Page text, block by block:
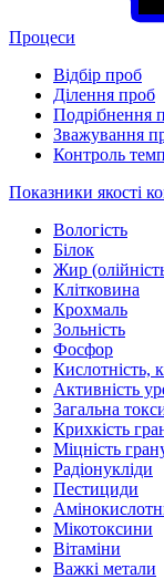
Процеси
Відбір проб
Ділення проб
Подрібнення
Зважування
Контроль
Показники якості
Вологість
Білок
Жир
Клітковина
Крохмаль
Зольність
Фосфор
Кислотність,
Активність
Загальна
Крихкість
Міцність
Радіонукліди
Пестициди
Мікотоксини
Вітаміни
Важкі метали